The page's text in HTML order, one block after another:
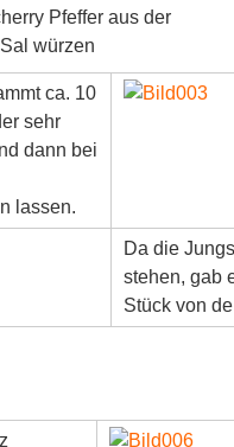
Pfeffer aus der
würzen
ca. 10
sehr
dann bei
lassen.
Da die
stehen, gab
Stück von